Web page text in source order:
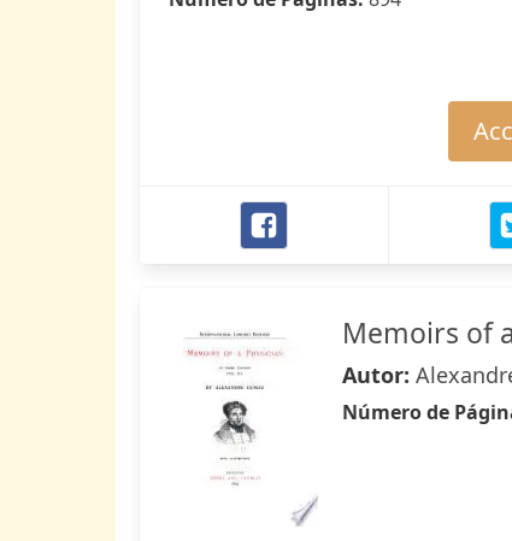
Memoirs of
Autor:
Número de